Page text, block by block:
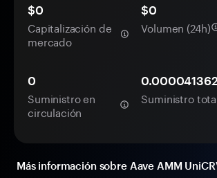
$0
Capitalización de
mercado
$0
Volumen (24h)
0
Suministro en
circulación
Suministro
Más información sobre Aave AMM